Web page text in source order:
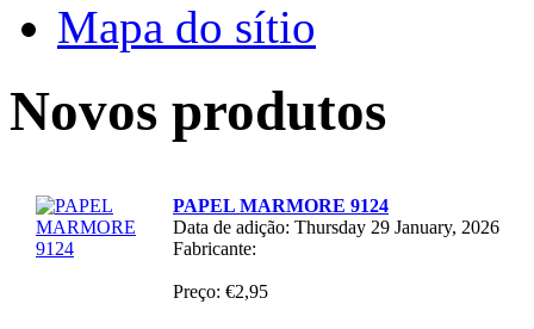
Mapa do sítio
Novos produtos
PAPEL MARMORE 9124
Data de adição: Thursday 29 January, 2026
Fabricante:
Preço: €2,95